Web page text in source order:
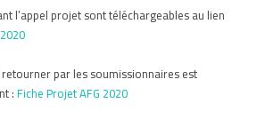
l’appel projet sont téléchargeables au lien
par les soumissionnaires est
:Fiche Projet AFG 2020